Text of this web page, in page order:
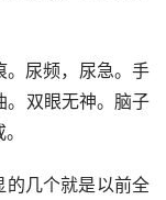
。尿频，尿急。手
。双眼无神。脑子
的几个就是以前全